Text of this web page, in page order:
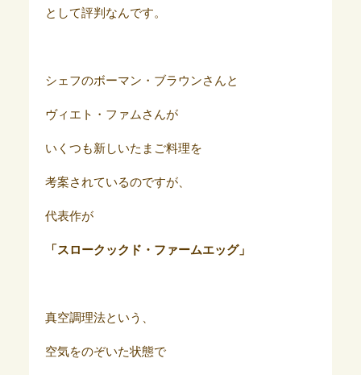
として評判なんです。
シェフのボーマン・ブラウンさんと
ヴィエト・ファムさんが
いくつも新しいたまご料理を
考案されているのですが、
代表作が
「スロークックド・ファームエッグ」
真空調理法という、
空気をのぞいた状態で